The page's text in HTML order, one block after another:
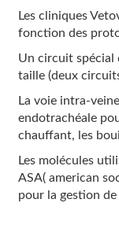
Les cliniques
fonction des
Un circuit spécial
taille (deux
La voie intra-
endotrachéale
chauffant, les
Les molécules
ASA( american
pour la gestion